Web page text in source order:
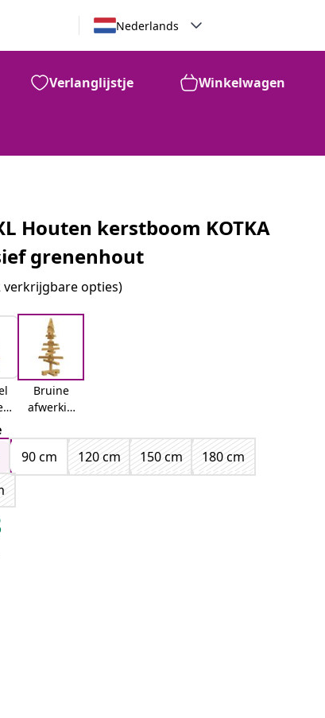
Nederlands
Verlanglijstje Winkelwagen
Houten kerstboom KOTKA
grenenhout
verkrijgbare opties)
Bruine
afwerkin
90 cm 120 cm 150 cm
180 cm